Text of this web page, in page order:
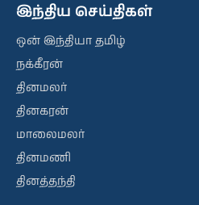
இந்திய செய்திகள்
ஒன் இந்தியா தமிழ்
நக்கீரன்
தினமலர்
தினகரன்
மாலைமலர்
தினமணி
தினத்தந்தி